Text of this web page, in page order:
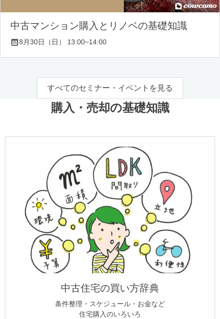
中古マンション購入とリノベの基礎知識
8月30日（日） 13:00~14:00
すべてのセミナー・イベントを見る
購入・売却の基礎知識
中古住宅の買い方辞典
条件整理・スケジュール・お金など
住宅購入のいろいろ